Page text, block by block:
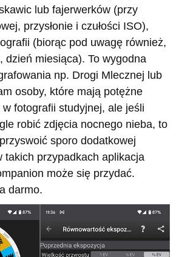
lub fajerwerków (przy
przysłonie i czułości ISO),
(biorąc pod uwagę również,
dzień miesiąca). To wygodna
np. Drogi Mlecznej lub
osoby, które mają potężne
fotografii studyjnej, ale jeśli
robić zdjęcia nocnego nieba, to
sporo dodatkowej
takich przypadkach aplikacja
może się przydać.
darmo.